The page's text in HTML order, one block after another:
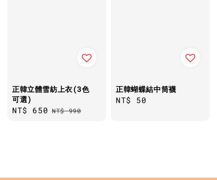
正韓立體雪紡上衣(3色
可選)
Sale
NT$ 650 Regular
NT$ 990
正韓蝴蝶結中筒襪
Regular
NT$ 50